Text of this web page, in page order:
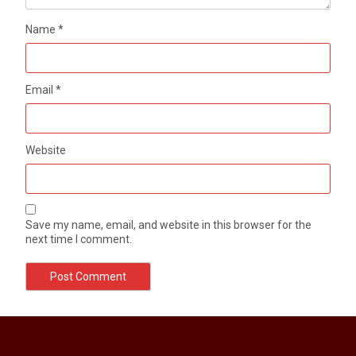
Name*
Email*
Website
Save my name, email, and website in this browser for the
next time I comment.